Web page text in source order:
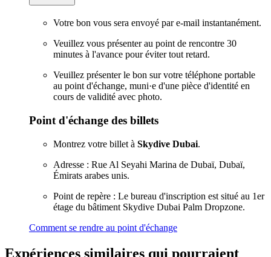
Votre bon vous sera envoyé par e-mail instantanément.
Veuillez vous présenter au point de rencontre 30
minutes à l'avance pour éviter tout retard.
Veuillez présenter le bon sur votre téléphone portable
au point d'échange, muni·e d'une pièce d'identité en
cours de validité avec photo.
Point d'échange des billets
Montrez votre billet à Skydive Dubai.
Adresse : Rue Al Seyahi Marina de Dubaï, Dubaï,
Émirats arabes unis.
Point de repère : Le bureau d'inscription est situé au 1er
étage du bâtiment Skydive Dubai Palm Dropzone.
Comment se rendre au point d'échange
Expériences similaires qui pourraient